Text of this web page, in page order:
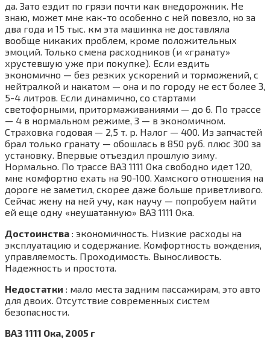
да. Зато ездит по грязи почти как внедорожник. Не
знаю, может мне как-то особенно с ней повезло, но за
два года и 15 тыс. км эта машинка не доставляла
вообще никаких проблем, кроме положительных
эмоций. Только смена расходников (и «гранату»
хрустевшую уже при покупке). Если ездить
экономично — без резких ускорений и торможений, с
нейтралкой и накатом — она и по городу не ест более 3,
5-4 литров. Если динамично, со стартами
светофорными, притормаживаниями — до 6. По трассе
— 4 в нормальном режиме, 3 — в экономичном.
Страховка годовая — 2,5 т. р. Налог — 400. Из запчастей
брал только гранату — обошлась в 850 руб. плюс 300 за
установку. Впервые отъездил прошлую зиму.
Нормально. По трассе ВАЗ 1111 Ока свободно идет 120,
мне комфортно ехать на 90-100. Хамского отношения на
дороге не заметил, скорее даже больше приветливого.
Сейчас жену на ней учу, как научу — попробуем найти
ей еще одну «неушатанную» ВАЗ 1111 Ока.
Достоинства : экономичность. Низкие расходы на
эксплуатацию и содержание. Комфортность вождения,
управляемость. Проходимость. Выносливость.
Надежность и простота.
Недостатки : мало места задним пассажирам, это авто
для двоих. Отсутствие современных систем
безопасности.
ВАЗ 1111 Ока, 2005 г